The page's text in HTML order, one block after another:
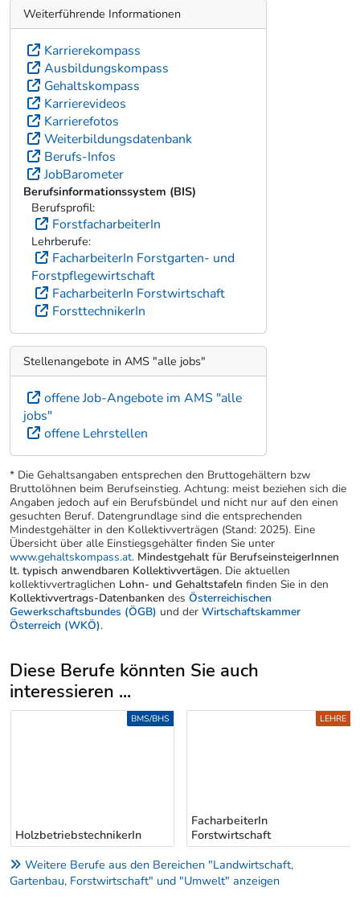
Weiterführende Informationen
Karrierekompass
Ausbildungskompass
Gehaltskompass
Karrierevideos
Karrierefotos
Weiterbildungsdatenbank
Berufs-Infos
JobBarometer
Berufsinformationssystem (BIS)
Berufsprofil:
ForstfacharbeiterIn
Lehrberufe:
FacharbeiterIn Forstgarten- und
Forstpflegewirtschaft
FacharbeiterIn Forstwirtschaft
ForsttechnikerIn
Stellenangebote in AMS "alle jobs"
offene Job-Angebote im AMS "alle
jobs"
offene Lehrstellen
* Die Gehaltsangaben entsprechen den Bruttogehältern bzw
Bruttolöhnen beim Berufseinstieg. Achtung: meist beziehen sich die
Angaben jedoch auf ein Berufsbündel und nicht nur auf den einen
gesuchten Beruf. Datengrundlage sind die entsprechenden
Mindestgehälter in den Kollektivverträgen (Stand: 2025). Eine
Übersicht über alle Einstiegsgehälter finden Sie unter
www.gehaltskompass.at. Mindestgehalt für BerufseinsteigerInnen
lt. typisch anwendbaren Kollektivvertägen. Die aktuellen
kollektivvertraglichen Lohn- und Gehaltstafeln finden Sie in den
Kollektivvertrags-Datenbanken des Österreichischen
Gewerkschaftsbundes (ÖGB) und der Wirtschaftskammer
Österreich (WKÖ).
Diese Berufe könnten Sie auch
interessieren ...
Uber weitere Berufsvorschläge
HolzbetriebstechnikerIn
BMS/BHS
FacharbeiterIn
Forstwirtschaft
LEHRE
Weitere Berufe aus den Bereichen "Landwirtschaft,
Gartenbau, Forstwirtschaft" und "Umwelt" anzeigen